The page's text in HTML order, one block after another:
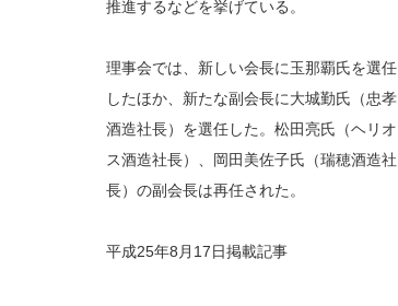
推進するなどを挙げている。
理事会では、新しい会長に玉那覇氏を選任
したほか、新たな副会長に大城勤氏（忠孝
酒造社長）を選任した。松田亮氏（ヘリオ
ス酒造社長）、岡田美佐子氏（瑞穂酒造社
長）の副会長は再任された。
平成25年8月17日掲載記事